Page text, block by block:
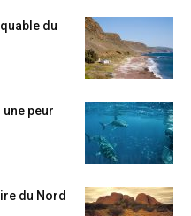
du
peur
du Nord